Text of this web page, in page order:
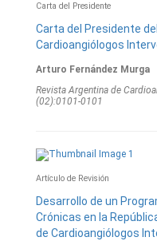
Carta del Presidente
Carta del Presidente
Cardioangiólogos
Arturo Fernández Murga
Revista Argentina de
(02):0101-0101
Artículo de Revisión
Desarrollo de un
Crónicas en la
de Cardioangiólogos